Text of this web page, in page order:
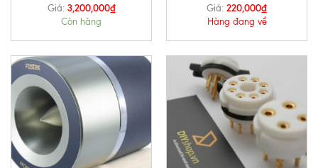
Giá: 3,200,000₫
Còn hàng
Giá: 220,000₫
Hàng đang về